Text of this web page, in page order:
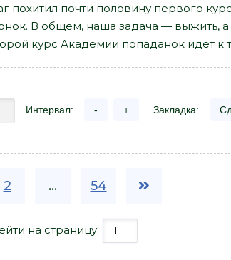
почти половину первого
В общем, наша задача — выжить,
курс Академии попаданок идет к
Интервал: - + Закладка:
2 ... 54
на страницу: